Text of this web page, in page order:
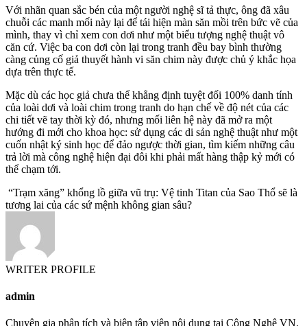
Với nhãn quan sắc bén của một người nghệ sĩ tả thực, ông đã xâu
chuỗi các manh mối này lại để tái hiện màn săn mồi trên bức vẽ của
mình, thay vì chỉ xem con dơi như một biểu tượng nghệ thuật vô
căn cứ. Việc ba con dơi còn lại trong tranh đều bay bình thường
càng củng cố giả thuyết hành vi săn chim này được chủ ý khắc họa
dựa trên thực tế.
Mặc dù các học giả chưa thể khẳng định tuyệt đối 100% danh tính
của loài dơi và loài chim trong tranh do hạn chế về độ nét của các
chi tiết vẽ tay thời kỳ đó, nhưng mối liên hệ này đã mở ra một
hướng đi mới cho khoa học: sử dụng các di sản nghệ thuật như một
cuốn nhật ký sinh học để đảo ngược thời gian, tìm kiếm những câu
trả lời mà công nghệ hiện đại đôi khi phải mất hàng thập kỷ mới có
thể chạm tới.
“Trạm xăng” khổng lồ giữa vũ trụ: Vệ tinh Titan của Sao Thổ sẽ là
tương lai của các sứ mệnh không gian sâu?
WRITER PROFILE
admin
Chuyên gia phân tích và biên tập viên nội dung tại Công Nghệ VN.